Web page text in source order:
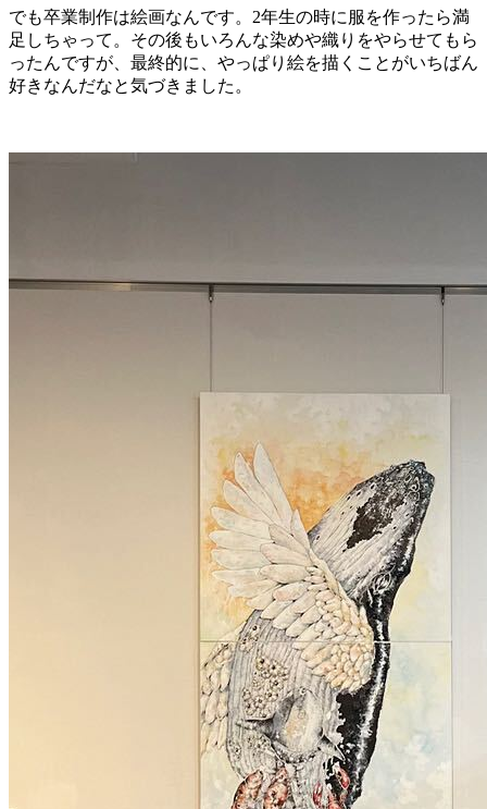
でも卒業制作は絵画なんです。2年生の時に服を作ったら満
足しちゃって。その後もいろんな染めや織りをやらせてもら
ったんですが、最終的に、やっぱり絵を描くことがいちばん
好きなんだなと気づきました。